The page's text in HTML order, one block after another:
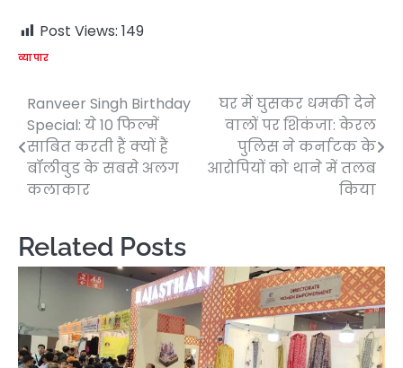
Post Views: 149
व्यापार
Post
navigation
Ranveer Singh Birthday
Special: ये 10 फिल्में
साबित करती हैं क्यों हैं
बॉलीवुड के सबसे अलग
कलाकार
घर में घुसकर धमकी देने
वालों पर शिकंजा: केरल
पुलिस ने कर्नाटक के
आरोपियों को थाने में तलब
किया
Related Posts